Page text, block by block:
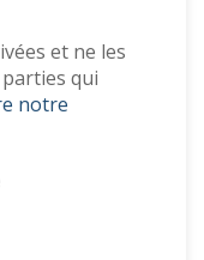
et ne les
qui
notre